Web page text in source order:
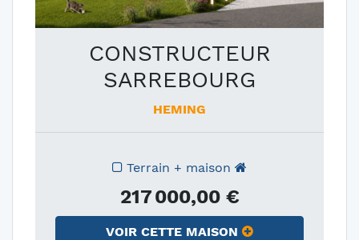
CONSTRUCTEUR
SARREBOURG
HEMING
Terrain + maison
217 000,00 €
VOIR CETTE MAISON